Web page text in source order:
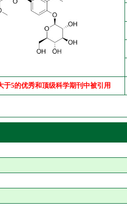
于5的优秀和顶级科学期刊中被引用